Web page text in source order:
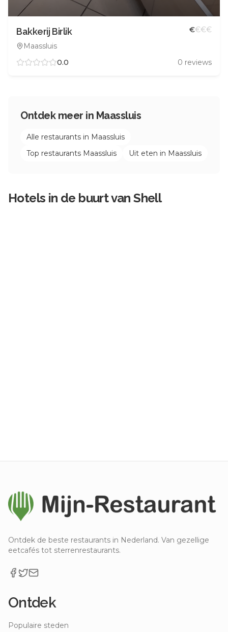
Bakkerij Birlik
Maassluis
€€€€
0.0 0 reviews
Ontdek meer in Maassluis
Alle restaurants in Maassluis
Top restaurants Maassluis Uit eten in Maassluis
Hotels in de buurt vanShell
Ontdek de beste restaurants in Nederland. Van gezellige
eetcafés tot sterrenrestaurants.
Ontdek
Populaire steden